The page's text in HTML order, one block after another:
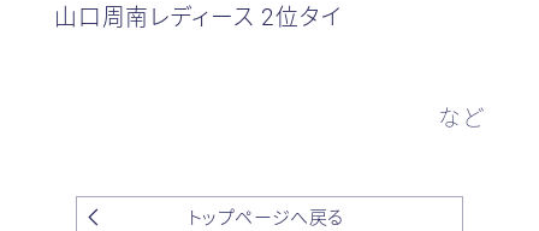
山口周南レディース 2位タイ
など
トップページへ戻る